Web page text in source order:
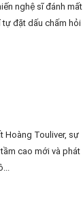
nghệ sĩ đánh mất
tự đặt dấu chấm hỏi
Hoàng Touliver, sự
cao mới và phát